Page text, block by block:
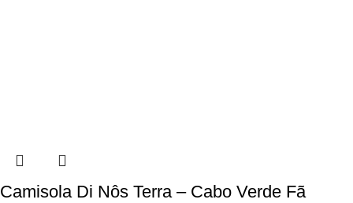
Camisola Di Nôs Terra – Cabo Verde Fã